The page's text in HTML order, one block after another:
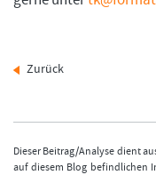
Zurück
Dieser Beitrag/Analyse dient
auf diesem Blog befindlichen